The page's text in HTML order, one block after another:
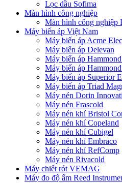
Lọc dầu Sofima
Màn hình công nghiệp
Màn hình công nghiệp
Máy biến áp Việt Nam
Máy biến áp Acme
Máy biến áp Delevan
Máy biến áp
Máy biến áp
Máy biến áp Superior
Máy biến áp Triad
Máy nén Dorin
Máy nén Frascold
Máy nén khí Bristol
Máy nén khí Copeland
Máy nén khí Cubigel
Máy nén khí Embraco
Máy nén khí RefComp
Máy nén Rivacold
Máy chiết rót VEMAG
Máy đo độ ẩm Reed